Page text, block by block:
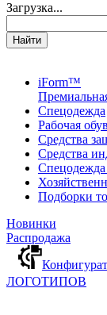
Загрузка...
Найти
iForm™
Спецодежда
Рабочая
Средства
Средства
Подборки
Новинки
Распродажа
ЛОГОТИПОВ